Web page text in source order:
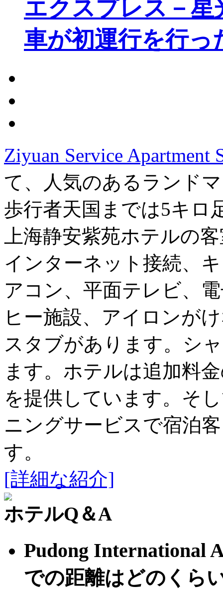
エクスプレス－星
車が初運行を行っ
Ziyuan Service Apartment
て、人気のあるランド
歩行者天国までは5キロ
上海静安紫苑ホテルの
インターネット接続、
アコン、平面テレビ、
ヒー施設、アイロンが
スタブがあります。シ
ます。ホテルは追加料
を提供しています。そ
ニングサービスで宿泊
す。
[詳細な紹介]
ホテルQ＆A
Pudong International
での距離はどのくら